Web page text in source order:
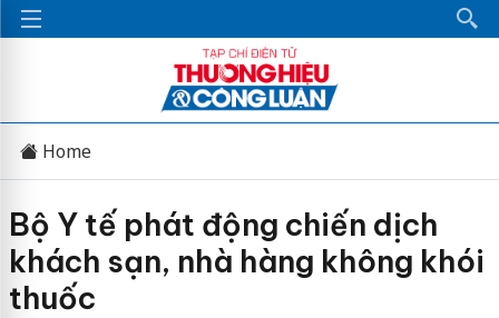
Home
Bộ Y tế phát động chiến dịch
khách sạn, nhà hàng không khói
thuốc